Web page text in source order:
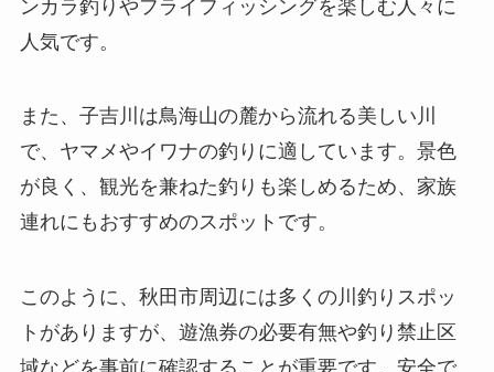
ンカラ釣りやフライフィッシングを楽しむ人々に
人気です。
また、子吉川は鳥海山の麓から流れる美しい川
で、ヤマメやイワナの釣りに適しています。景色
が良く、観光を兼ねた釣りも楽しめるため、家族
連れにもおすすめのスポットです。
このように、秋田市周辺には多くの川釣りスポッ
トがありますが、遊漁券の必要有無や釣り禁止区